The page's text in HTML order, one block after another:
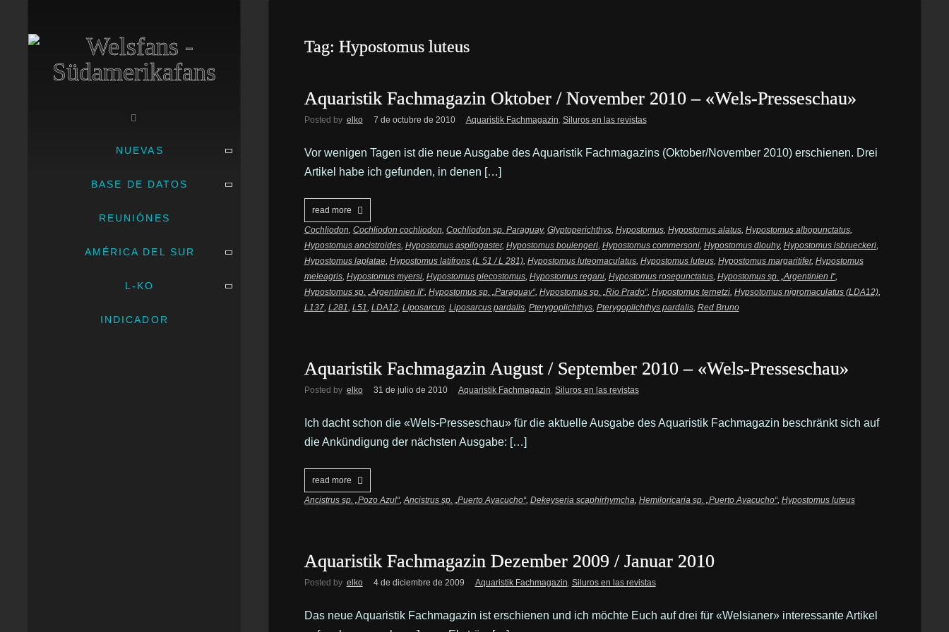
NUEVAS
BASE DE DATOS
REUNIÓNES
AMÉRICA DEL SUR
L-KO
INDICADOR
Tag: Hypostomus luteus
Aquaristik Fachmagazin Oktober / November 2010 – «Wels-Presseschau»
Posted by elko 7 de octubre de 2010 Aquaristik Fachmagazin, Siluros en las revistas
Vor wenigen Tagen ist die neue Ausgabe des Aquaristik Fachmagazins (Oktober/November 2010) erschienen. Drei
Artikel habe ich gefunden, in denen […]
read more
Cochliodon, Cochliodon cochliodon, Cochliodon sp. Paraguay, Glyptoperichthys, Hypostomus, Hypostomus alatus, Hypostomus albopunctatus,
Hypostomus ancistroides, Hypostomus aspilogaster, Hypostomus boulengeri, Hypostomus commersoni, Hypostomus dlouhy, Hypostomus isbrueckeri,
Hypostomus laplatae, Hypostomus latifrons (L 51 / L 281), Hypostomus luteomaculatus, Hypostomus luteus, Hypostomus margaritifer, Hypostomus
meleagris, Hypostomus myersi, Hypostomus plecostomus, Hypostomus regani, Hypostomus rosepunctatus, Hypostomus sp. „Argentinien I“,
Hypostomus sp. „Argentinien II“, Hypostomus sp. „Paraguay“, Hypostomus sp. „Rio Prado“, Hypostomus ternetzi, Hypsotomus nigromaculatus (LDA12),
L137, L281, L51, LDA12, Liposarcus, Liposarcus pardalis, Pterygoplichthys, Pterygoplichthys pardalis, Red Bruno
Aquaristik Fachmagazin August / September 2010 – «Wels-Presseschau»
Posted by elko 31 de julio de 2010 Aquaristik Fachmagazin, Siluros en las revistas
Ich dacht schon die «Wels-Presseschau» für die aktuelle Ausgabe des Aquaristik Fachmagazin beschränkt sich auf
die Ankündigung der nächsten Ausgabe: […]
read more
Ancistrus sp. „Pozo Azul“,Ancistrus sp. „Puerto Ayacucho“, Dekeyseria scaphirhymcha, Hemiloricaria sp. „Puerto Ayacucho“, Hypostomus luteus
Aquaristik Fachmagazin Dezember 2009 / Januar 2010
Posted by elko 4 de diciembre de 2009 Aquaristik Fachmagazin, Siluros en las revistas
Das neue Aquaristik Fachmagazin ist erschienen und ich möchte Euch auf drei für «Welsianer» interessante Artikel